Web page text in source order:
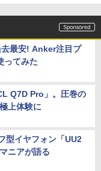
最安! Anker注目プ
ってみた
Q7D Pro」。圧巻の
上体験に
型イヤフォン「UU2
ニアが語る